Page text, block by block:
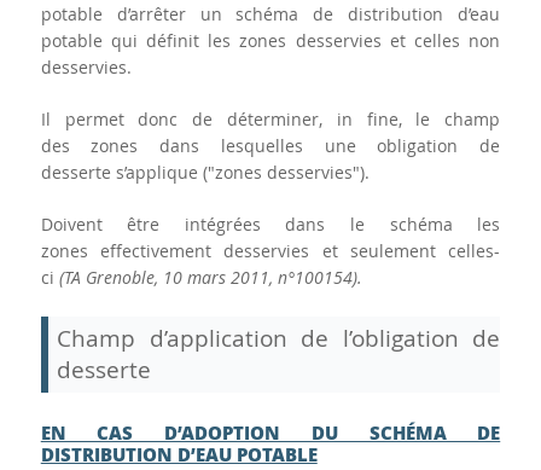
potable d’arrêter un schéma de distribution d’eau
potable qui définit les zones desservies et celles non
desservies.
Il permet donc de déterminer, in fine, le champ
des zones dans lesquelles une obligation de
desserte s’applique ("zones desservies").
Doivent être intégrées dans le schéma les
zones effectivement desservies et seulement celles-
ci (TA Grenoble, 10 mars 2011, n°100154).
Champ d’application de l’obligation de
desserte
EN CAS D’ADOPTION DU SCHÉMA DE
DISTRIBUTION D’EAU POTABLE